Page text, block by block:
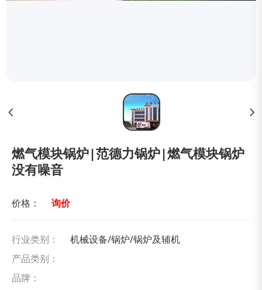
燃气模块锅炉|范德力锅炉|燃气模块锅炉
没有噪音
价格： 询价
行业类别：
机械设备/锅炉/锅炉及辅机
产品类别：
品牌：